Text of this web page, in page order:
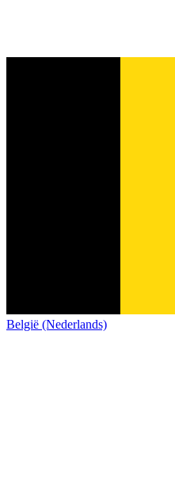
België (Nederlands)